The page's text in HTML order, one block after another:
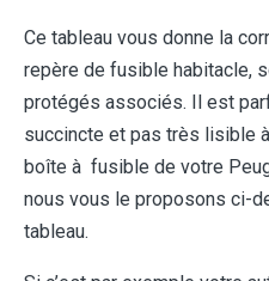
Ce tableau vous donne la
repère de fusible habitacle,
protégés associés. Il est
succincte et pas très lisible
boîte à fusible de votre
nous vous le proposons ci-
tableau.